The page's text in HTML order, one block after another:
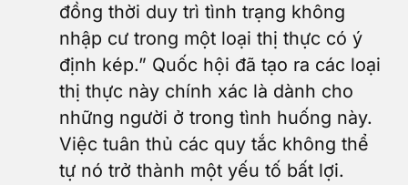
đồng thời duy trì tình trạng không
nhập cư trong một loại thị thực có ý
định kép.” Quốc hội đã tạo ra các loại
thị thực này chính xác là dành cho
những người ở trong tình huống này.
Việc tuân thủ các quy tắc không thể
tự nó trở thành một yếu tố bất lợi.